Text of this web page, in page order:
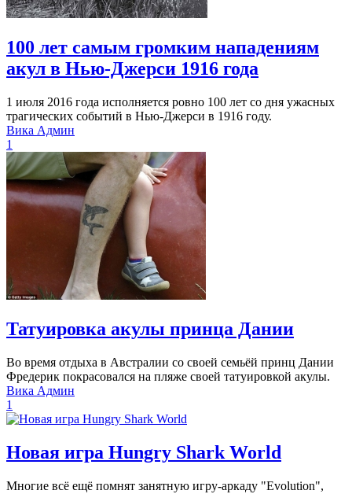
100 лет самым громким нападениям
акул в Нью-Джерси 1916 года
1 июля 2016 года исполняется ровно 100 лет со дня ужасных
трагических событий в Нью-Джерси в 1916 году.
Вика Админ
1
Татуировка акулы принца Дании
Во время отдыха в Австралии со своей семьёй принц Дании
Фредерик покрасовался на пляже своей татуировкой акулы.
Вика Админ
1
Новая игра Hungry Shark World
Многие всё ещё помнят занятную игру-аркаду "Evolution",